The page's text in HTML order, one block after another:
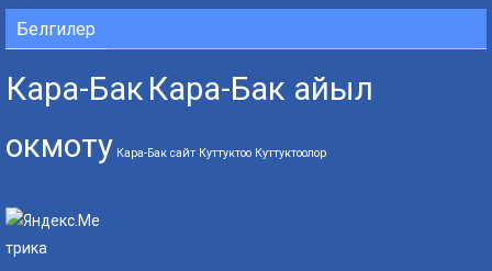
Белгилер
Кара-Бак Кара-Бак айыл
окмоту Кара-Бак сайт Куттуктоо Куттуктоолор